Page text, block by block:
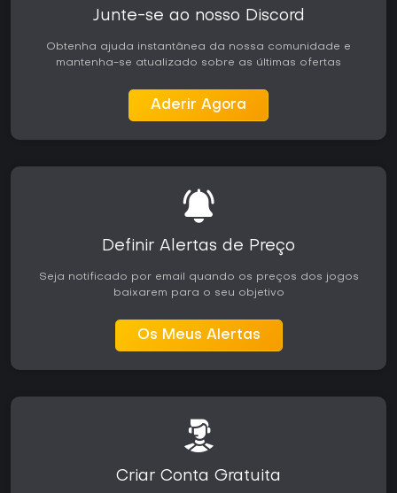
Junte-se ao nosso Discord
Obtenha ajuda instantânea da nossa comunidade e
mantenha-se atualizado sobre as últimas ofertas
Aderir Agora
Definir Alertas de Preço
Seja notificado por email quando os preços dos jogos
baixarem para o seu objetivo
Os Meus Alertas
Criar Conta Gratuita